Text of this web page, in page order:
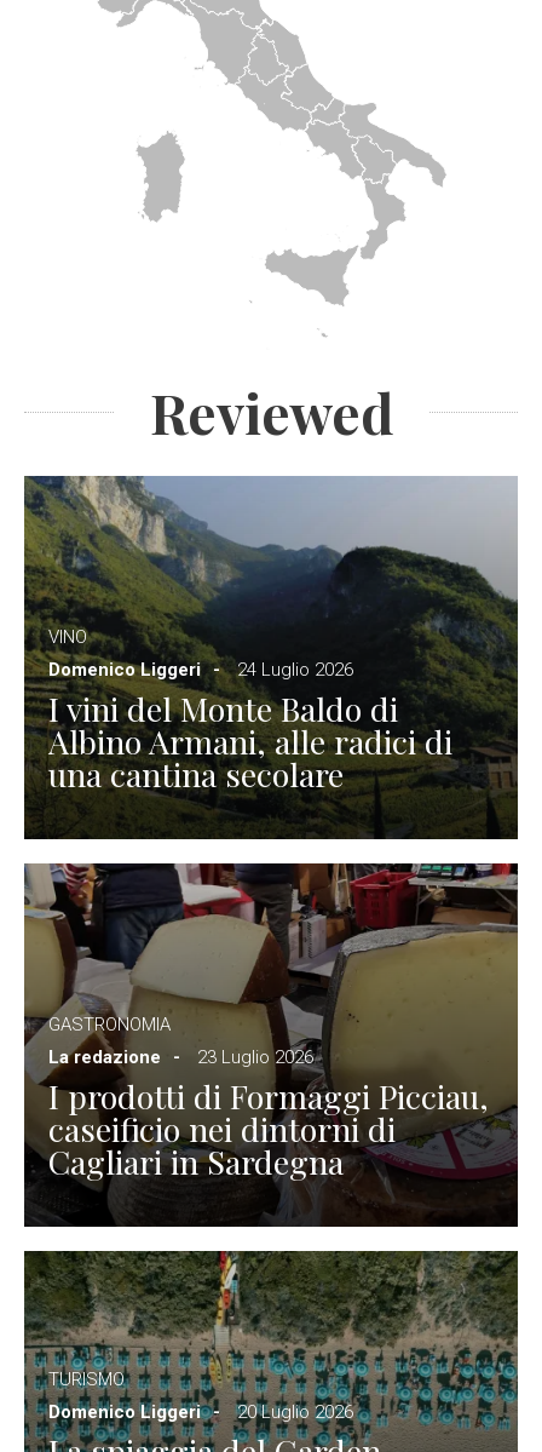
Reviewed
VINO
Domenico Liggeri
24 Luglio 2026
I vini del Monte Baldo di
Albino Armani, alle radici di
una cantina secolare
GASTRONOMIA
La redazione
23 Luglio 2026
I prodotti di Formaggi Picciau,
caseificio nei dintorni di
Cagliari in Sardegna
TURISMO
Domenico Liggeri
20 Luglio 2026